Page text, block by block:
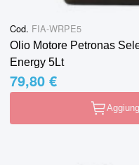
Cod. FIA-WRPE5
Olio Motore Petronas
Energy 5Lt
79,80 €